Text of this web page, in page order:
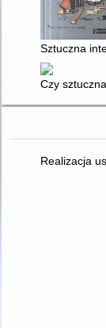
Sztuczna
Czy
Realizacja